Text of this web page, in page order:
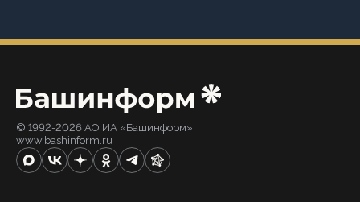
© 1992-2026 АО ИА «Башинформ».
www.bashinform.ru